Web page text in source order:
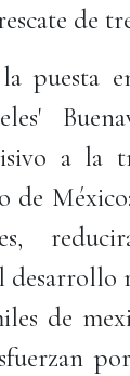
de
la puesta
a la
de
desarrollo
de